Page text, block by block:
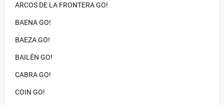
ARCOS DE LA FRONTERA GO!
BAENA GO!
BAEZA GO!
BAILÉN GO!
CABRA GO!
COIN GO!